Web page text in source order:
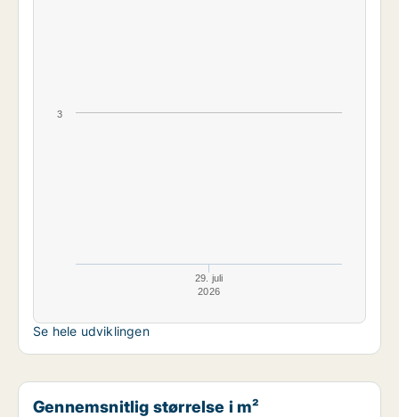
29. juli
2026
3
Se hele udviklingen
Gennemsnitlig størrelse i m²